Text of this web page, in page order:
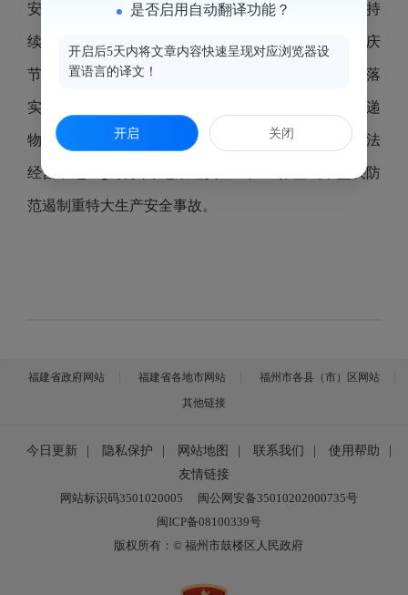
安全管理工作联席会议办公室工作机制为依托，合力持
续推动辖区内递业安全管理工作开展，紧盯中秋、国庆
节前重要节点，督促辖区内各寄递企业从业人员落
实“三验视”，提高对收寄物品的识别能力，提高对寄递
物流犯罪危害的认识，让企业知法、懂法、守法、合法
经营，进一步夯实寄递渠道安全生产工作基础，坚决防
范遏制重特大生产安全事故。
福建省政府网站 福建省各地市网站
福州市各县（市）区网站
其他链接
今日更新 隐私保护 网站地图 联系我们 使用帮助
友情链接
网站标识码3501020005
闽公网安备35010202000735号
闽ICP备08100339号
版权所有：© 福州市鼓楼区人民政府
是否启用自动翻译功能？
开启后5天内将文章内容快速呈现对应浏览器设
置语言的译文！
开启 关闭